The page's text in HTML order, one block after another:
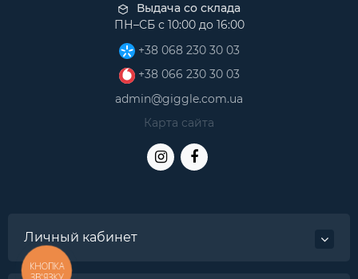
Выдача со склада
ПН–СБ с 10:00 до 16:00
+38 068 230 30 03
+38 066 230 30 03
admin@giggle.com.ua
Карта сайта
Личный кабинет
КНОПКА
ЗВ'ЯЗКУ